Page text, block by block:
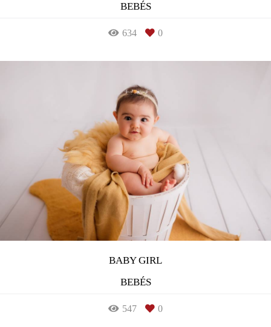
BEBÉS
634 0
BABY GIRL
BEBÉS
547 0